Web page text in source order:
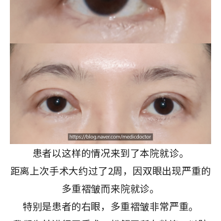
患者以这样的情况来到了本院就诊。
距离上次手术大约过了2周，因双眼出现严重的
多重褶皱而来院就诊。
特别是患者的右眼，多重褶皱非常严重。